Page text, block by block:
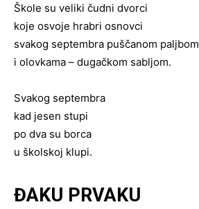
Škole su veliki čudni dvorci
koje osvoje hrabri osnovci
svakog septembra puščanom paljbom
i olovkama – dugačkom sabljom.
Svakog septembra
kad jesen stupi
po dva su borca
u školskoj klupi.
ĐAKU PRVAKU